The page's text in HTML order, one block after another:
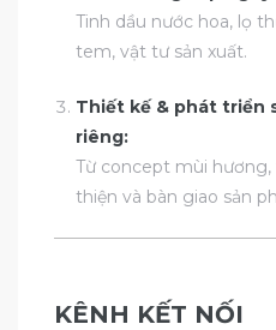
Tinh dầu nước hoa, lọ
tem, vật tư sản xuất.
Thiết kế & phát triển
riêng:
Từ concept mùi
thiện và bàn giao sản
KÊNH KẾT NỐI